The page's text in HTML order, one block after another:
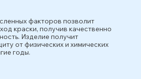
факторов позволит
краски, получив качественно
Изделие получит
от физических и химических
годы.